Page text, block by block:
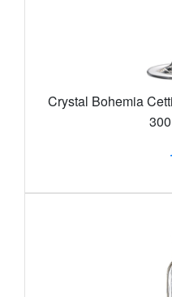
Crystal Bohemia